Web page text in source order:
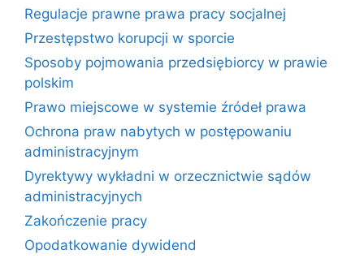
Regulacje prawne prawa pracy socjalnej
Przestępstwo korupcji w sporcie
Sposoby pojmowania przedsiębiorcy w prawie
polskim
Prawo miejscowe w systemie źródeł prawa
Ochrona praw nabytych w postępowaniu
administracyjnym
Dyrektywy wykładni w orzecznictwie sądów
administracyjnych
Zakończenie pracy
Opodatkowanie dywidend